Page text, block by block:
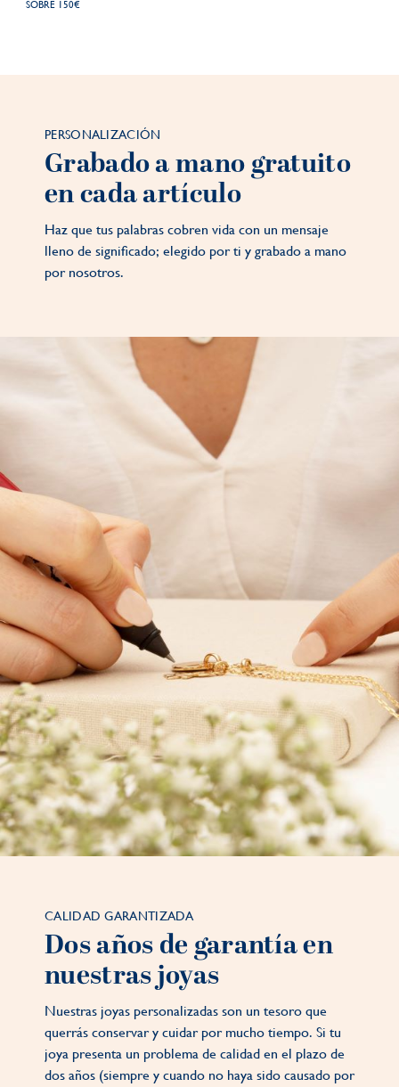
SOBRE 150€
PERSONALIZACIÓN
Grabado a mano gratuito
en cada artículo
Haz que tus palabras cobren vida con un mensaje
lleno de significado; elegido por ti y grabado a mano
por nosotros.
CALIDAD GARANTIZADA
Dos años de garantía en
nuestras joyas
Nuestras joyas personalizadas son un tesoro que
querrás conservar y cuidar por mucho tiempo. Si tu
joya presenta un problema de calidad en el plazo de
dos años (siempre y cuando no haya sido causado por